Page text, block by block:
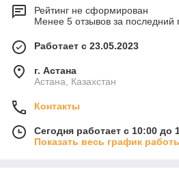
Рейтинг не сформирован
Менее 5 отзывов за последний
Работает с 23.05.2023
г. Астана
Астана, Казахстан
Контакты
Сегодня работает с 10:00 до
Показать весь график